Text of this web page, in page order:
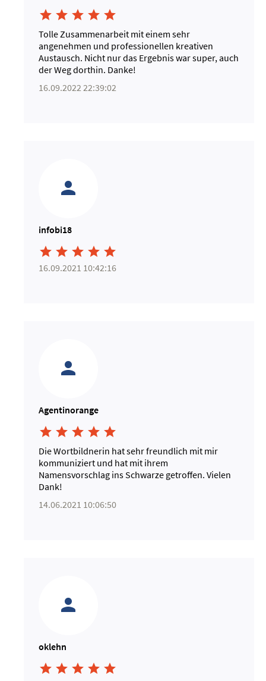
    
Tolle Zusammenarbeit mit einem sehr
angenehmen und professionellen kreativen
Austausch. Nicht nur das Ergebnis war super, auch
der Weg dorthin. Danke!
16.09.2022 22:39:02
infobi18
    
16.09.2021 10:42:16
Agentinorange
    
Die Wortbildnerin hat sehr freundlich mit mir
kommuniziert und hat mit ihrem
Namensvorschlag ins Schwarze getroffen. Vielen
Dank!
14.06.2021 10:06:50
oklehn
    